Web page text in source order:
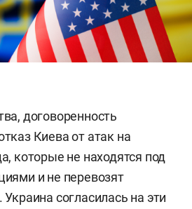
договоренность
Киева от атак на
которые не находятся под
и не перевозят
согласилась на эти